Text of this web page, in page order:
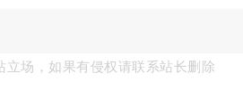
场，如果有侵权请联系站长删除